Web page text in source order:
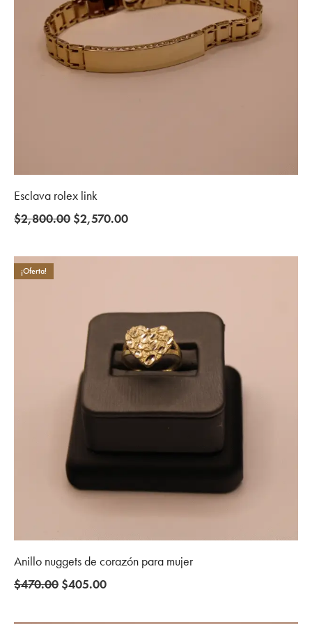
Esclava rolex link
$2,800.00 Original
was:
$2,570.00Current
is:
¡Oferta!
Anillo nuggets de corazón para mujer
$470.00 Original
was:
$405.00Current
is: